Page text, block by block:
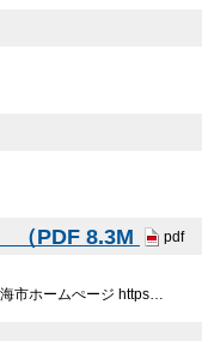
（PDF 8.3M pdf
市ホームぺージ https…